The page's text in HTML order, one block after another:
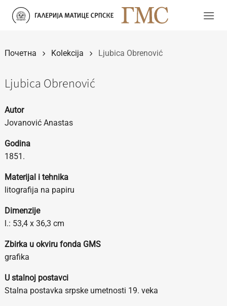
Прескочи
Почетна Kolekcija Ljubica Obrenović
Ljubica Obrenović
Autor
Jovanović Anastas
Godina
1851.
Materijal i tehnika
litografija na papiru
Dimenzije
l.: 53,4 x 36,3 cm
Zbirka u okviru fonda GMS
grafika
U stalnoj postavci
Stalna postavka srpske umetnosti 19. veka